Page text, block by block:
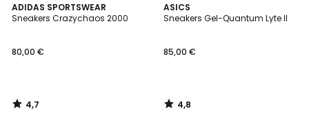
ADIDAS SPORTSWEAR
Sneakers Crazychaos 2000
80,00 €
4,7
/ 5
4,7
/
ASICS
Sneakers Gel-Quantum Lyte II
85,00 €
4,8
/ 5
4,8
/